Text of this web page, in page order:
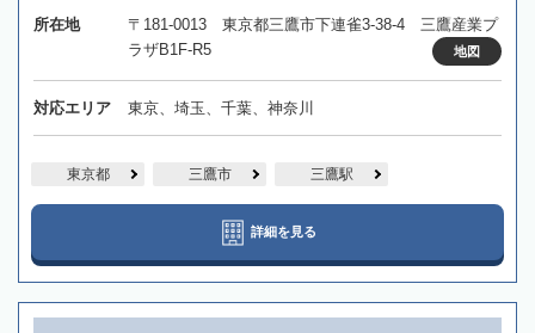
所在地
〒181-0013 東京都三鷹市下連雀3-38-4 三鷹産業プ
ラザB1F-R5
地図
対応エリア 東京、埼玉、千葉、神奈川
東京都 三鷹市 三鷹駅
詳細を見る